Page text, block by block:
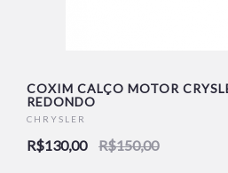
COXIM CALÇO MOTOR
REDONDO
CHRYSLER
R$130,00 R$150,00